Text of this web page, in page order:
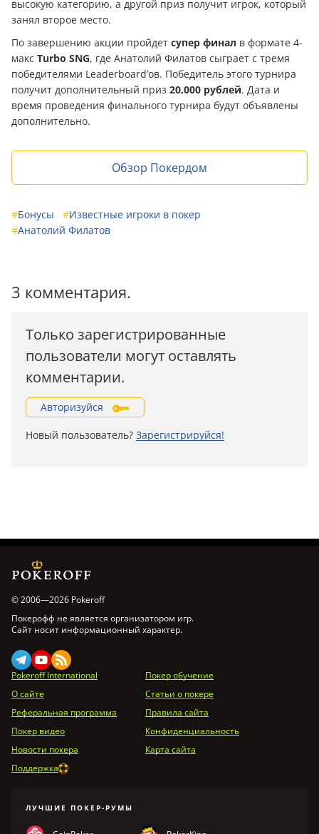
высокую категорию, а другой приз получит игрок, который
занял второе место.
По завершению акции пройдет супер финал в формате 4-
макс Turbo SNG, где Анатолий Филатов сыграет с тремя
победителями Leaderboard’ов. Победитель этого турнира
получит дополнительный приз 20,000 рублей. Дата и
время проведения финального турнира будут объявлены
дополнительно.
Обзор Покердом
#Бонусы #Известные игроки в покер
#Анатолий Филатов
3 комментария.
Только зарегистрированные
пользователи могут оставлять
комментарии.
Авторизуйся
Новый пользователь? Зарегистрируйся!
© 2006—2026 Pokeroff
Покерофф не является организатором игр.
Сайт носит информационный характер.
Pokeroff International
Покер обучение
О сайте
Статьи о покере
Реферальная программа
Правила сайта
Покер видео
Конфиденциальность
Новости покера
Карта сайта
Поддержка
ЛУЧШИЕ ПОКЕР-РУМЫ